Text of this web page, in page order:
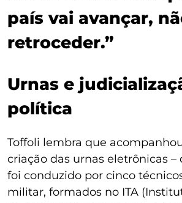
país vai avançar,
retroceder.”
Urnas e
política
Toffoli lembra que
criação das urnas eletrônicas –
foi conduzido por cinco
militar, formados no ITA